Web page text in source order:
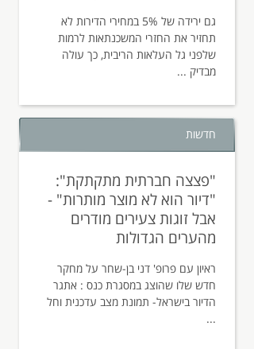
גם ירידה של 5% במחירי הדירות לא
תחזיר את החזרי המשכנתאות לרמות
שלפני גל העלאות הריבית, כך עולה
מבדיק ...
"פצצה חברתית מתקתקת":
"דיור הוא לא מוצר מותרות" -
אבל זוגות צעירים מודרים
מהערים הגדולות
ראיון עם פרופ' דני בן-שחר על מחקר
חדש שלו שהוצג במסגרת כנס : אתגר
הדיור בישראל- תמונת מצב עדכנית וחל
...
חדשות